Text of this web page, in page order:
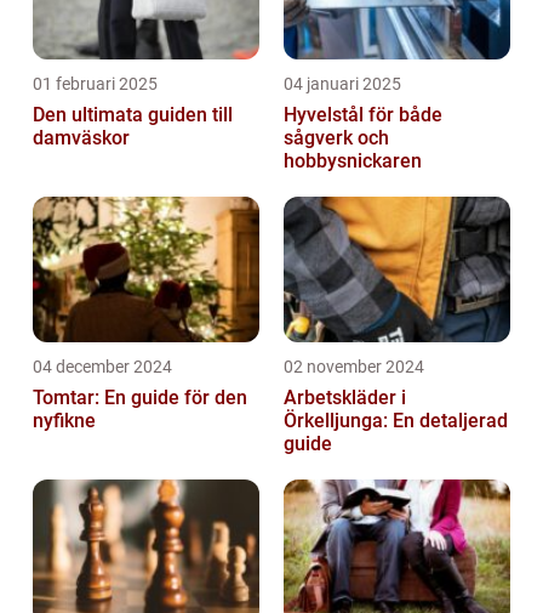
01 februari 2025
Den ultimata guiden till
damväskor
04 januari 2025
Hyvelstål för både
sågverk och
hobbysnickaren
04 december 2024
Tomtar: En guide för den
nyfikne
02 november 2024
Arbetskläder i
Örkelljunga: En detaljerad
guide